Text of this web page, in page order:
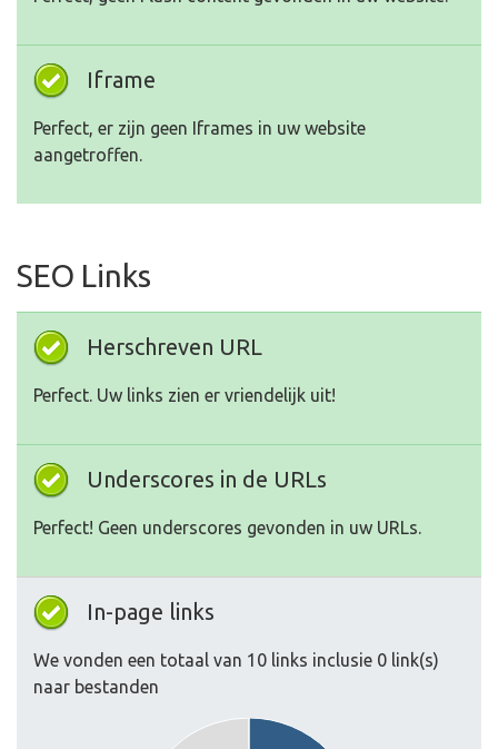
Iframe
Perfect, er zijn geen Iframes in uw website
aangetroffen.
SEO Links
Herschreven URL
Perfect. Uw links zien er vriendelijk uit!
Underscores in de URLs
Perfect! Geen underscores gevonden in uw URLs.
In-page links
We vonden een totaal van 10 links inclusie 0 link(s)
naar bestanden